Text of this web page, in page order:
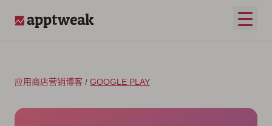
打开
应用商店营销博客 / GOOGLE PLAY